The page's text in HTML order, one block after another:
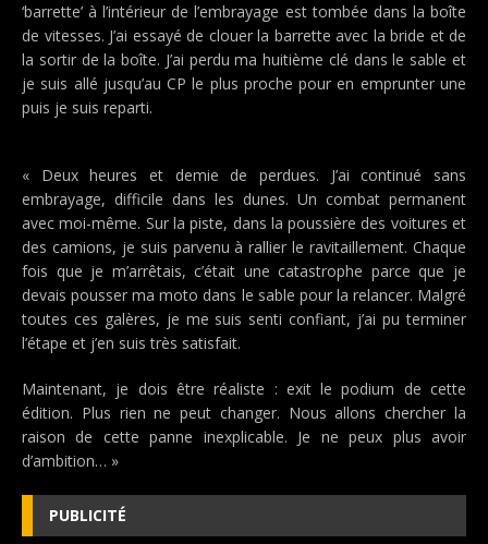
‘barrette’ à l’intérieur de l’embrayage est tombée dans la boîte
de vitesses. J’ai essayé de clouer la barrette avec la bride et de
la sortir de la boîte. J’ai perdu ma huitième clé dans le sable et
je suis allé jusqu’au CP le plus proche pour en emprunter une
puis je suis reparti.
« Deux heures et demie de perdues. J’ai continué sans
embrayage, difficile dans les dunes. Un combat permanent
avec moi-même. Sur la piste, dans la poussière des voitures et
des camions, je suis parvenu à rallier le ravitaillement. Chaque
fois que je m’arrêtais, c’était une catastrophe parce que je
devais pousser ma moto dans le sable pour la relancer. Malgré
toutes ces galères, je me suis senti confiant, j’ai pu terminer
l’étape et j’en suis très satisfait.
Maintenant, je dois être réaliste : exit le podium de cette
édition. Plus rien ne peut changer. Nous allons chercher la
raison de cette panne inexplicable. Je ne peux plus avoir
d’ambition… »
PUBLICITÉ